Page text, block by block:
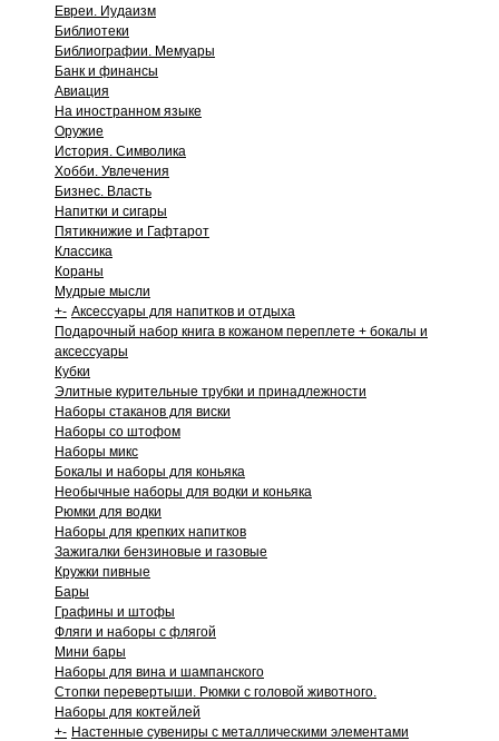
Евреи. Иудаизм
Библиотеки
Библиографии. Мемуары
Банк и финансы
Авиация
На иностранном языке
Оружие
История. Символика
Хобби. Увлечения
Бизнес. Власть
Напитки и сигары
Пятикнижие и Гафтарот
Классика
Кораны
Мудрые мысли
+- Аксессуары для напитков и отдыха
Подарочный набор книга в кожаном переплете + бокалы и
аксессуары
Кубки
Элитные курительные трубки и принадлежности
Наборы стаканов для виски
Наборы со штофом
Наборы микс
Бокалы и наборы для коньяка
Необычные наборы для водки и коньяка
Рюмки для водки
Наборы для крепких напитков
Зажигалки бензиновые и газовые
Кружки пивные
Бары
Графины и штофы
Фляги и наборы с флягой
Мини бары
Наборы для вина и шампанского
Стопки перевертыши. Рюмки с головой животного.
Наборы для коктейлей
+- Настенные сувениры с металлическими элементами